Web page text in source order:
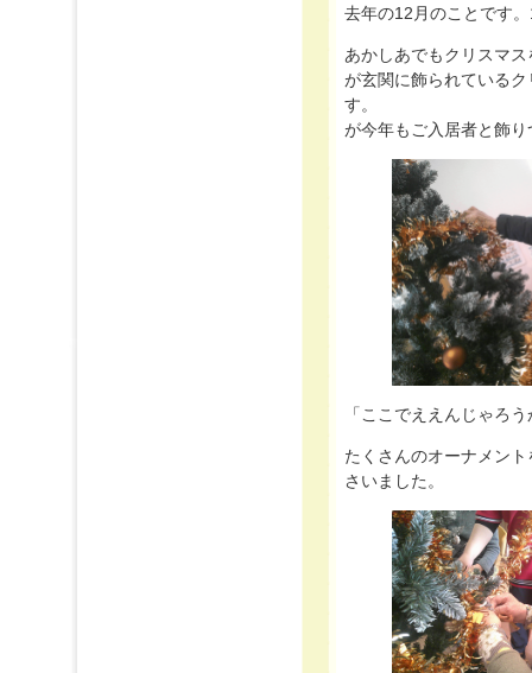
去年の12月のことです
あかしあでもクリスマ
が玄関に飾られている
す。
が今年もご入居者と飾
「ここでええんじゃろ
たくさんのオーナメン
さいました。